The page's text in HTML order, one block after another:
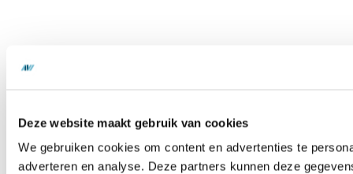
Deze website maakt gebruik van cookies
We gebruiken cookies om content en advertenties te
adverteren en analyse. Deze partners kunnen deze